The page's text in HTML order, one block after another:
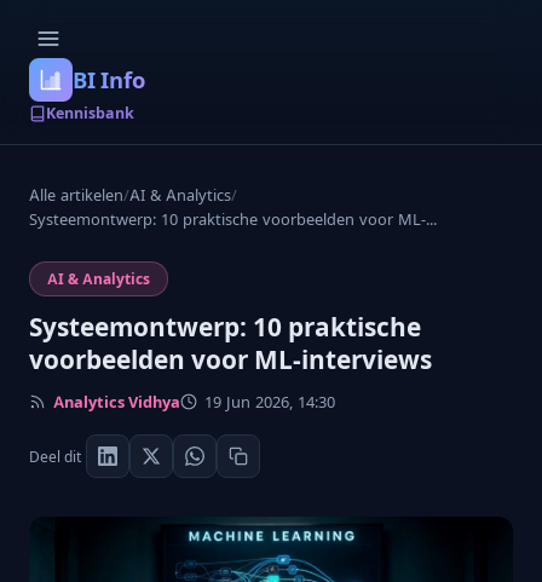
BI Info
Kennisbank
Alle artikelen/AI & Analytics/
Systeemontwerp: 10 praktische voorbeelden voor ML-...
AI & Analytics
Systeemontwerp: 10 praktische
voorbeelden voor ML-interviews
Analytics Vidhya 19 Jun 2026, 14:30
Deel dit